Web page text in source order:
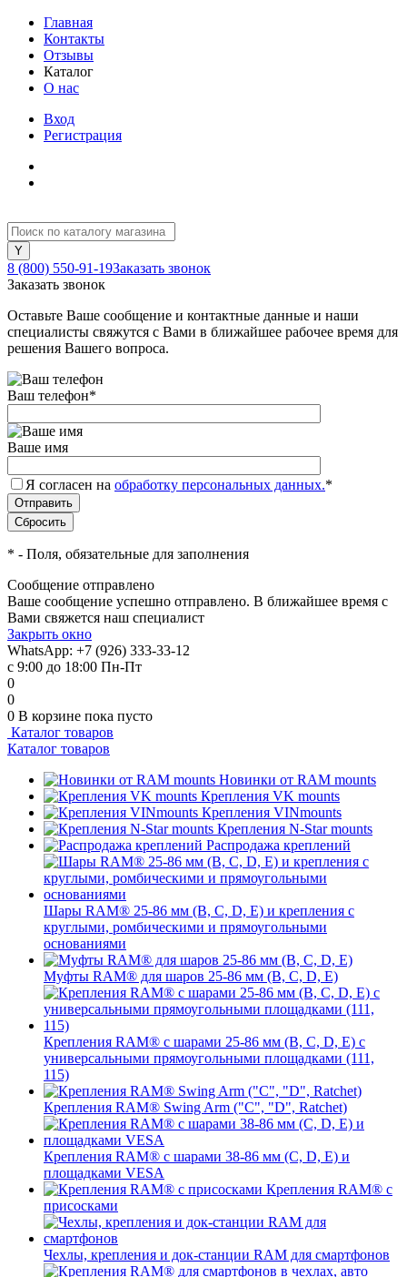
Главная
Контакты
Отзывы
Каталог
О нас
Вход
Регистрация
8 (800) 550-91-19Заказать звонок
Заказать звонок
Оставьте Ваше сообщение и контактные данные и наши
специалисты свяжутся с Вами в ближайшее рабочее время для
решения Вашего вопроса.
Ваш телефон*
Ваше имя
Я согласен на обработку персональных данных.*
* - Поля, обязательные для заполнения
Сообщение отправлено
Ваше сообщение успешно отправлено. В ближайшее время с
Вами свяжется наш специалист
Закрыть окно
WhatsApp: +7 (926) 333-33-12
с 9:00 до 18:00 Пн-Пт
0
0
0 В корзине пока пусто
Каталог товаров
Каталог товаров
Новинки от RAM mounts
Крепления VK mounts
Крепления VINmounts
Крепления N-Star mounts
Распродажа креплений
Шары RAM® 25-86 мм (B, C, D, E) и крепления с
круглыми, ромбическими и прямоугольными
основаниями
Муфты RAM® для шаров 25-86 мм (B, C, D, E)
Крепления RAM® с шарами 25-86 мм (B, C, D, E) с
универсальными прямоугольными площадками (111,
115)
Крепления RAM® Swing Arm ("C", "D", Ratchet)
Крепления RAM® с шарами 38-86 мм (C, D, E) и
площадками VESA
Крепления RAM® с
присосками
Чехлы, крепления и док-станции RAM для смартфонов